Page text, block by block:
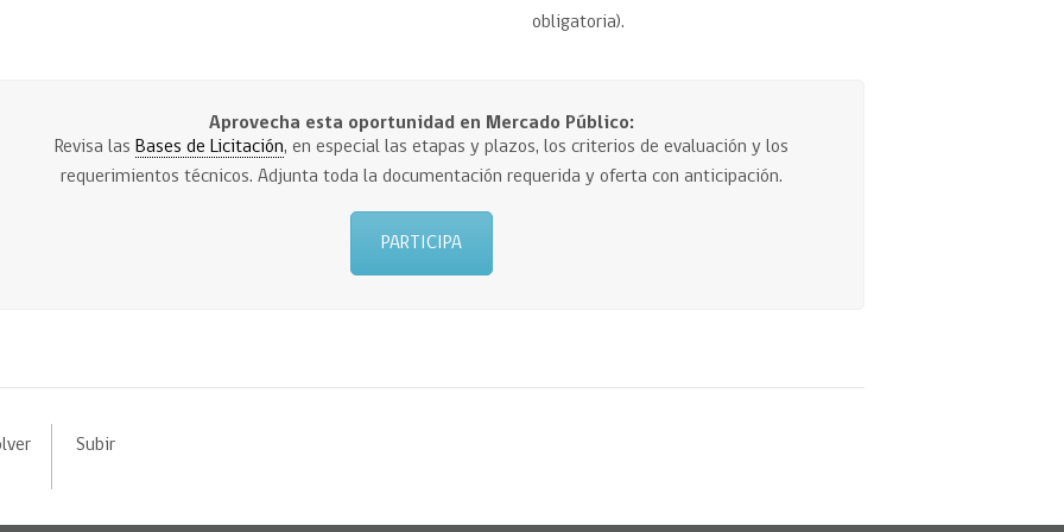
obligatoria).
Aprovecha esta oportunidad en Mercado Público:
Revisa lasBases de Licitación, en especial las etapas y plazos, los criterios de evaluación y los
requerimientos técnicos. Adjunta toda la documentación requerida y oferta con anticipación.
PARTICIPA
Subir